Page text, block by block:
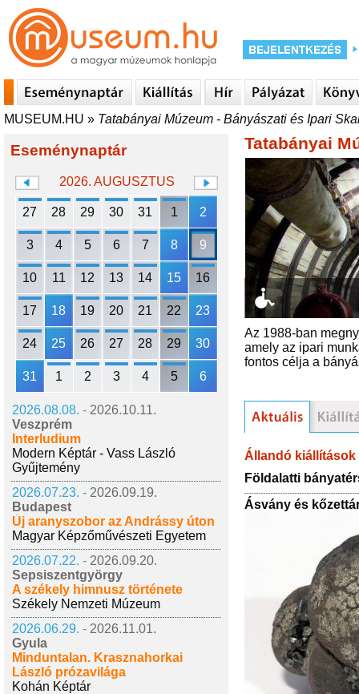
MUSEUM.HU » Tatabányai Múzeum - Bányászati és Ipari
Eseménynaptár
2026. AUGUSZTUS
27 28 29 30 31 1 2
3 4 5 6 7 8 9
10 11 12 13 14 15 16
17 18 19 20 21 22 23
24 25 26 27 28 29 30
31 1 2 3 4 5 6
2026.08.08. - 2026.10.11.
Veszprém
Interludium
Modern Képtár - Vass László
Gyűjtemény
2026.07.23. - 2026.09.19.
Budapest
Új aranyszobor az Andrássy úton
Magyar Képzőművészeti Egyetem
2026.07.22. - 2026.09.20.
Sepsiszentgyörgy
A székely himnusz története
Székely Nemzeti Múzeum
2026.06.29. - 2026.11.01.
Gyula
Minduntalan. Krasznahorkai
László prózavilága
Kohán Képtár
Tatabányai
Az 1988-ban
amely az ipari
fontos célja a
Állandó kiállítások
Földalatti
Ásvány és